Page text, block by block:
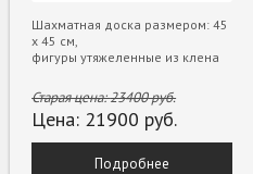
Шахматная доска размером: 45
х 45 см,
фигуры утяжеленные из клена
Старая цена:23400руб.
Цена: 21900 руб.
Подробнее